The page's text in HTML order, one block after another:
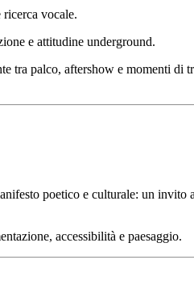
vocale.
e attitudine underground.
tra palco, aftershow e momenti di
poetico e culturale: un invito
accessibilità e paesaggio.